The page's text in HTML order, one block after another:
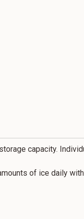
capacity.
of ice daily